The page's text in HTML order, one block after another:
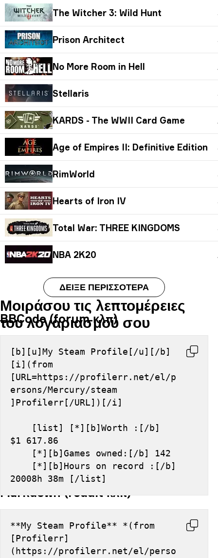
The Witcher 3: Wild Hunt
Prison Architect
No More Room in Hell
Stellaris
KARDS - The WWII Card Game
Age of Empires II: Definitive Edition
RimWorld
Hearts of Iron IV
Total War: THREE KINGDOMS
NBA 2K20
ΔΕΊΞΕ ΠΕΡΙΣΣΌΤΕΡΑ
Μοιράσου τις λεπτομέρειες
του λογαριασμού σου
BBCode (forum κλπ)
[b][u]My Steam Profile[/u][/b]
[i](from
[URL=https://profilerr.net/el/p
ersons/Mercury/steam
]Profilerr[/URL])[/i]
$1 617.86
    [*][b]Games owned:[/b] 142
20008h 38m [/list]
Markdown (reddit κλπ)
**My Steam Profile** *(from
[Profilerr]
(https://profilerr.net/el/perso